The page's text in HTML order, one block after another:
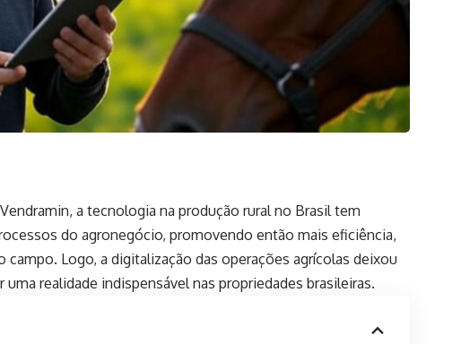
a tecnologia na produção rural no Brasil tem
do agronegócio, promovendo então mais eficiência,
Logo, a digitalização das operações agrícolas deixou
realidade indispensável nas propriedades brasileiras.